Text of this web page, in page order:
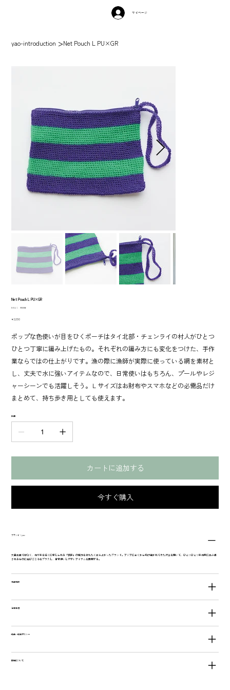
マイページ
yao-introduction >Net Pouch L PU×GR
Net Pouch L PU×GR
SKU：
SKU：
950086
価
￥2,090
ポップな色使いが目をひくポーチはタイ北部・チェンライの村人がひとつ
ひとつ丁寧に編み上げたもの。それぞれの編み方にも変化をつけた、手作
業ならではの仕上がりです。漁の際に漁師が実際に使っている網を素材と
し、丈夫で水に強いアイテムなので、日常使いはもちろん、プールやレジ
ャーシーンでも活躍しそう。Ｌサイズはお財布やスマホなどの必需品だけ
まとめて、持ち歩き用としても使えます。
数量
カートに追加する
今すぐ購入
ブランド：yao
大量生産ではなく、作り手を近くに感じられる「民芸」の魅力を伝えたく立ち上がったブランド。アジアに古くから受け継がれてきた技法を用いて、ひとつひとつ手作業に生み出
されるものに遊びごころをプラスし、日常使いしやすいアイテムを展開する。
商品情報
注意事項
返品・返金ポリシー
配送について